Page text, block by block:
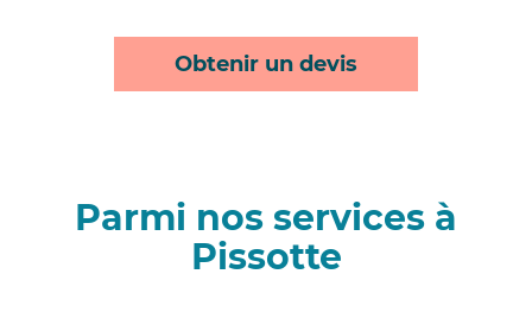
Obtenir un devis
Parmi nos services à
Pissotte